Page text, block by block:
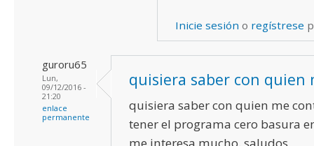
Inicie sesión o regístrese
guroru65
Lun,
09/12/2016 -
21:20
enlace
permanente
quisiera saber con quien
quisiera saber con quien me
tener el programa cero basura